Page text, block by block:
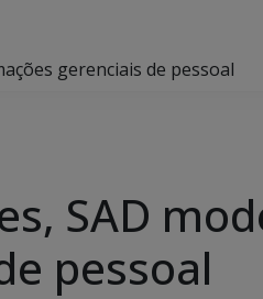
gerenciais de pessoal
SAD
pessoal